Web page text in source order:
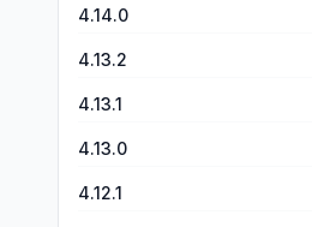
4.14.0
4.13.2
4.13.1
4.13.0
4.12.1